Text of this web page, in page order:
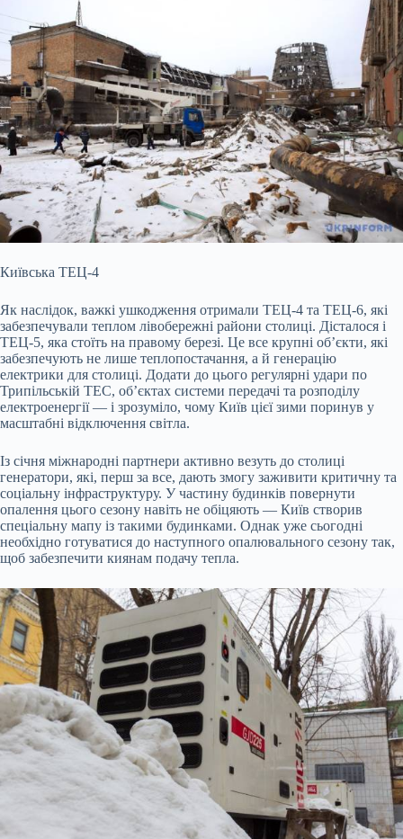
Київська ТЕЦ-4
Як наслідок, важкі ушкодження отримали ТЕЦ-4 та ТЕЦ-6, які
забезпечували теплом лівобережні райони столиці. Дісталося і
ТЕЦ-5, яка стоїть на правому березі. Це все крупні об’єкти, які
забезпечують не лише теплопостачання, а й генерацію
електрики для столиці. Додати до цього регулярні удари по
Трипільській ТЕС, об’єктах системи передачі та розподілу
електроенергії — і зрозуміло, чому Київ цієї зими поринув у
масштабні відключення світла.
Із січня міжнародні партнери активно везуть до столиці
генератори, які, перш за все, дають змогу заживити критичну та
соціальну інфраструктуру. У частину будинків повернути
опалення цього сезону навіть не обіцяють — Київ створив
спеціальну мапу із такими будинками. Однак уже сьогодні
необхідно готуватися до наступного опалювального сезону так,
щоб забезпечити киянам подачу тепла.